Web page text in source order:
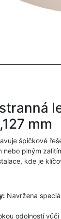
mm
špičkové
nebo plným
kde je
Navržena
odolností